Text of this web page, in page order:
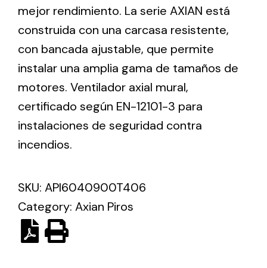
Iluminación Solar
Variedad de soluciones solares para todo tipo
de necesidades.
Solar lighting
Variety of solar solutions for all kinds of needs.
mejor rendimiento. La serie AXIAN está
construida con una carcasa resistente,
con bancada ajustable, que permite
instalar una amplia gama de tamaños de
motores. Ventilador axial mural,
certificado según EN-12101-3 para
instalaciones de seguridad contra
incendios.
SKU: API6040900T406
Category: Axian Piros